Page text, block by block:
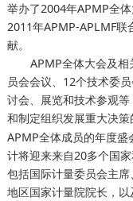
举办了2004年APMP全
2011年APMP-APLMF联
献。
APMP全体大会及
员会会议、12个技术委
讨会、展览和技术参观
和制定组织发展重大决策
APMP全体成员的年度
计将迎来来自20多个国
包括国际计量委员会主
地区国家计量院院长，